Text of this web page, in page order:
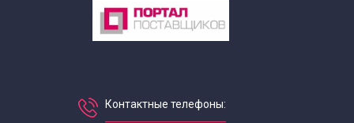
Патриотические экскурсии для школьников в Москве
Познавательные экскурсии для школьников
Контактные телефоны: